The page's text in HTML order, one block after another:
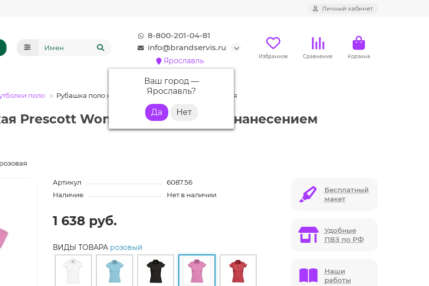
Личный кабинет
8-800-201-04-81
info@brandservis.ru
Ярославль
Ваш город —
Ярославль?
Избранное Сравнение Корзина
поло Рубашка поло женская Prescott Women 170, розовая
Prescott Women 170, розовая с нанесением
Артикул
6087.56
Наличие
Нет в наличии
1 638 руб.
ВИДЫ ТОВАРА розовый
Бесплатный
макет
Удобные
ПВЗ по РФ
Наши
работы